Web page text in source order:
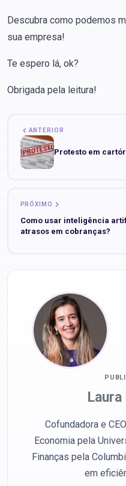
Descubra como podemos
sua empresa!
Te espero lá, ok?
Obrigada pela leitura!
ANTERIOR
Protesto em
PRÓXIMO
Como usar inteligência
atrasos em cobranças?
Cofundadora e
Economia pela
Finanças pela
em